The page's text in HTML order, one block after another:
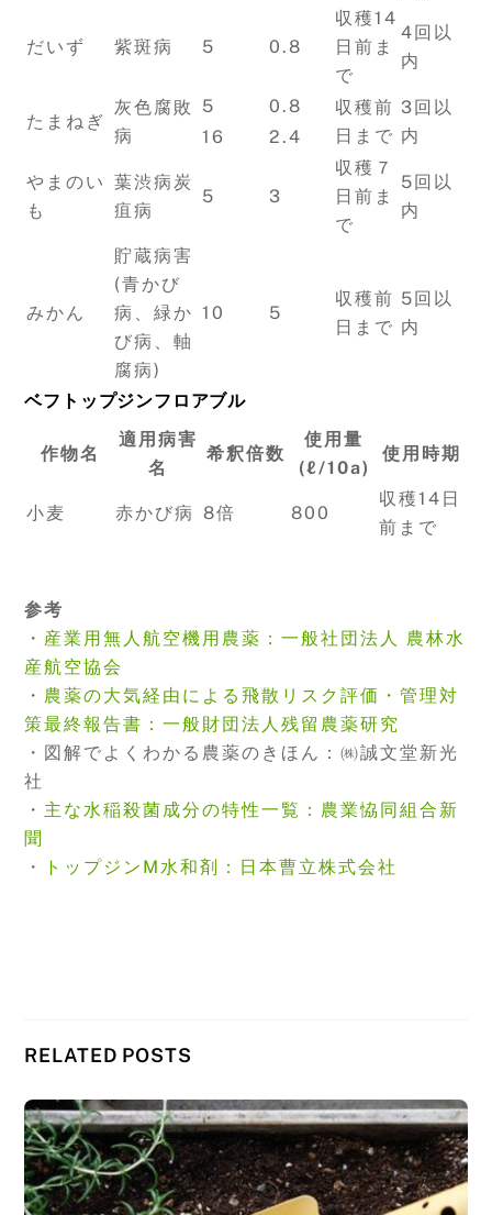
だいず 紫斑病 5 0.8
収穫14
日前ま
で
4回以
内
たまねぎ
灰色腐敗
病
5 0.8
収穫前
日まで
3回以
内
16 2.4
やまのい
も
葉渋病炭
疽病
5 3
収穫７
日前ま
で
5回以
内
みかん
貯蔵病害
(青かび
病、緑か
び病、軸
腐病)
10 5
収穫前
日まで
5回以
内
ベフトップジンフロアブル
作物名
適用病害
名
希釈倍数
使用量
(ℓ/10a)
使用時期
小麦 赤かび病 8倍 800
収穫14日
前まで
参考
・ 産業用無人航空機用農薬：一般社団法人 農林水
産航空協会
・ 農薬の大気経由による飛散リスク評価・管理対
策最終報告書：一般財団法人残留農薬研究
・図解でよくわかる農薬のきほん：㈱誠文堂新光
社
・ 主な水稲殺菌成分の特性一覧：農業恊同組合新
聞
・
トップジンM水和剤：日本曹立株式会社
RELATED POSTS